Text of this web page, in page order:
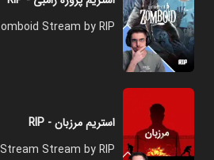
Stream by RIP
استریم مرزبان - RIP
Stream by RIP